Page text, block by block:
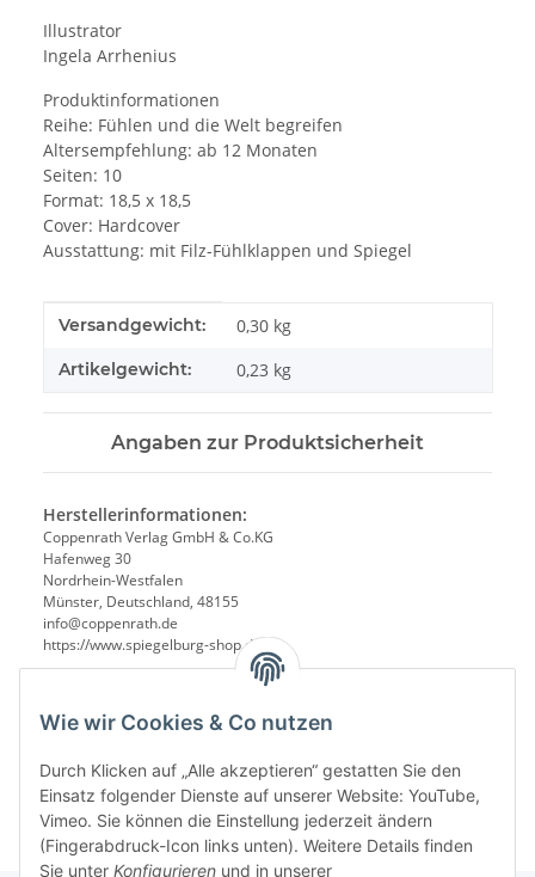
Wie wir Cookies & Co nutzen
Durch Klicken auf „Alle akzeptieren“ gestatten Sie den
Einsatz folgender Dienste auf unserer Website: YouTube,
Vimeo. Sie können die Einstellung jederzeit ändern
(Fingerabdruck-Icon links unten). Weitere Details finden
Sie unter Konfigurieren und in unserer
Illustrator
Ingela Arrhenius
Produktinformationen
Reihe: Fühlen und die Welt begreifen
Altersempfehlung: ab 12 Monaten
Seiten: 10
Format: 18,5 x 18,5
Cover: Hardcover
Ausstattung: mit Filz-Fühlklappen und Spiegel
Produkteigenschaft
Wert
Versandgewicht: 0,30 kg
Artikelgewicht: 0,23 kg
Angaben zur Produktsicherheit
Herstellerinformationen:
Coppenrath Verlag GmbH & Co.KG
Hafenweg 30
Nordrhein-Westfalen
Münster, Deutschland, 48155
info@coppenrath.de
https://www.spiegelburg-shop.de/